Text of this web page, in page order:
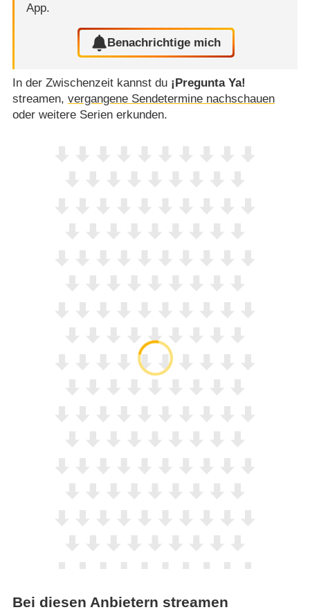
App.
Benachrichtige mich
In der Zwischenzeit kannst du ¡Pregunta Ya!
streamen, vergangene Sendetermine nachschauen
oder weitere Serien erkunden.
Bei diesen Anbietern streamen